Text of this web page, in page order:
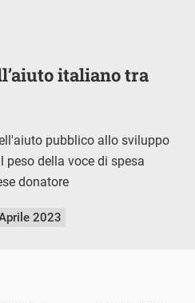
italiano tra
pubblico allo sviluppo
della voce di spesa
donatore
2023